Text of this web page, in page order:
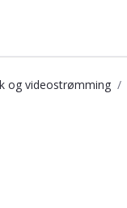
og videostrømming